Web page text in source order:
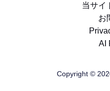
当サイ
お
AI
Copyright ©